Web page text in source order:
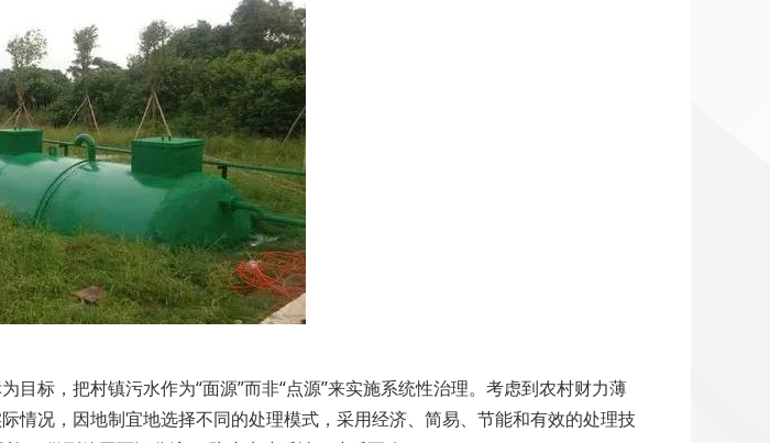
标，把村镇污水作为“面源”而非“点源”来实施系统性治理。考虑到农村财力薄
情况，因地制宜地选择不同的处理模式，采用经济、简易、节能和有效的处理技